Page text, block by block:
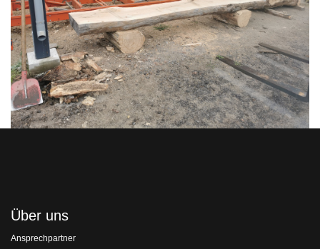
Über uns
Ansprechpartner